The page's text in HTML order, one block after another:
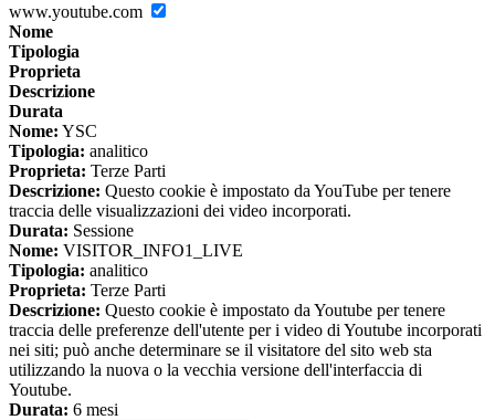
www.youtube.com
Nome
Tipologia
Proprieta
Descrizione
Durata
Nome: YSC
Tipologia: analitico
Proprieta: Terze Parti
Descrizione: Questo cookie è impostato da YouTube per tenere
traccia delle visualizzazioni dei video incorporati.
Durata: Sessione
Nome: VISITOR_INFO1_LIVE
Tipologia: analitico
Proprieta: Terze Parti
Descrizione: Questo cookie è impostato da Youtube per tenere
traccia delle preferenze dell'utente per i video di Youtube incorporati
nei siti; può anche determinare se il visitatore del sito web sta
utilizzando la nuova o la vecchia versione dell'interfaccia di
Youtube.
Durata: 6 mesi